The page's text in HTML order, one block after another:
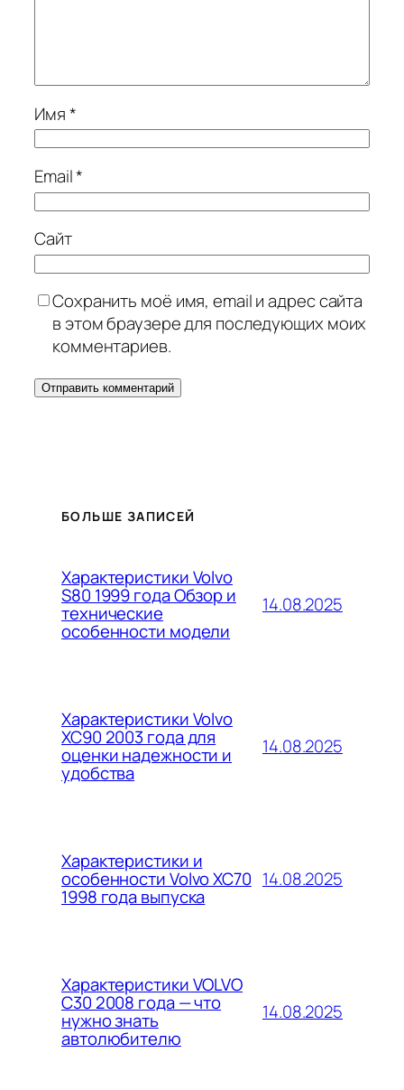
Имя*
Email*
Сайт
Сохранить моё имя, email и адрес сайта
в этом браузере для последующих моих
комментариев.
БОЛЬШЕ ЗАПИСЕЙ
Характеристики Volvo
S80 1999 года Обзор и
технические
особенности модели
14.08.2025
Характеристики Volvo
XC90 2003 года для
оценки надежности и
удобства
14.08.2025
Характеристики и
особенности Volvo XC70
1998 года выпуска
14.08.2025
Характеристики VOLVO
C30 2008 года — что
нужно знать
автолюбителю
14.08.2025